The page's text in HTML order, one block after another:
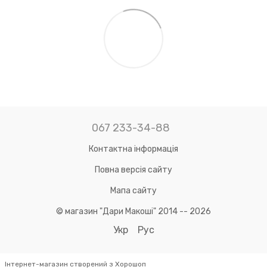
067 233-34-88
Контактна інформація
Повна версія сайту
Мапа сайту
© магазин "Дари Макоші" 2014 -- 2026
Укр Рус
Інтернет-магазин створений з Хорошоп